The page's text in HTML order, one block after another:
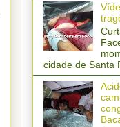
cidade de Santa